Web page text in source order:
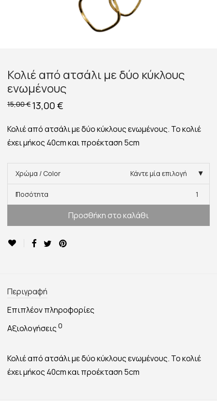
Κολιέ από ατσάλι με δύο κύκλους
ενωμένους
15,00€ Original
price
15,00 €.
13,00€
είναι:
13,00 €.
Κολιέ από ατσάλι με δύο κύκλους ενωμένους. Το κολιέ
έχει μήκος 40cm και προέκταση 5cm
Χρώμα / Color Κάντε μία επιλογή
Ποσότητα
1
Προσθήκη στο καλάθι
Περιγραφή
Επιπλέον πληροφορίες
Αξιολογήσεις 0
Κολιέ από ατσάλι με δύο κύκλους ενωμένους. Το κολιέ
έχει μήκος 40cm και προέκταση 5cm